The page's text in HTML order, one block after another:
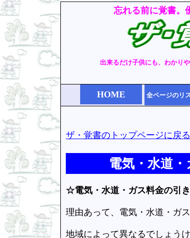
忘れる前に覚書。
出来るだけ子供にも、わかり
HOME 全ページのリ
ザ・覚書のトップページに戻る
電気・水道
☆電気・水道・ガス料金の引
理由あって、電気・水道・ガ
地域によって異なるでしょう